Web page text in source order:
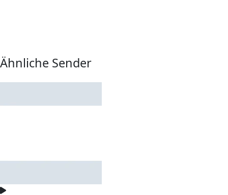
Ähnliche Sender